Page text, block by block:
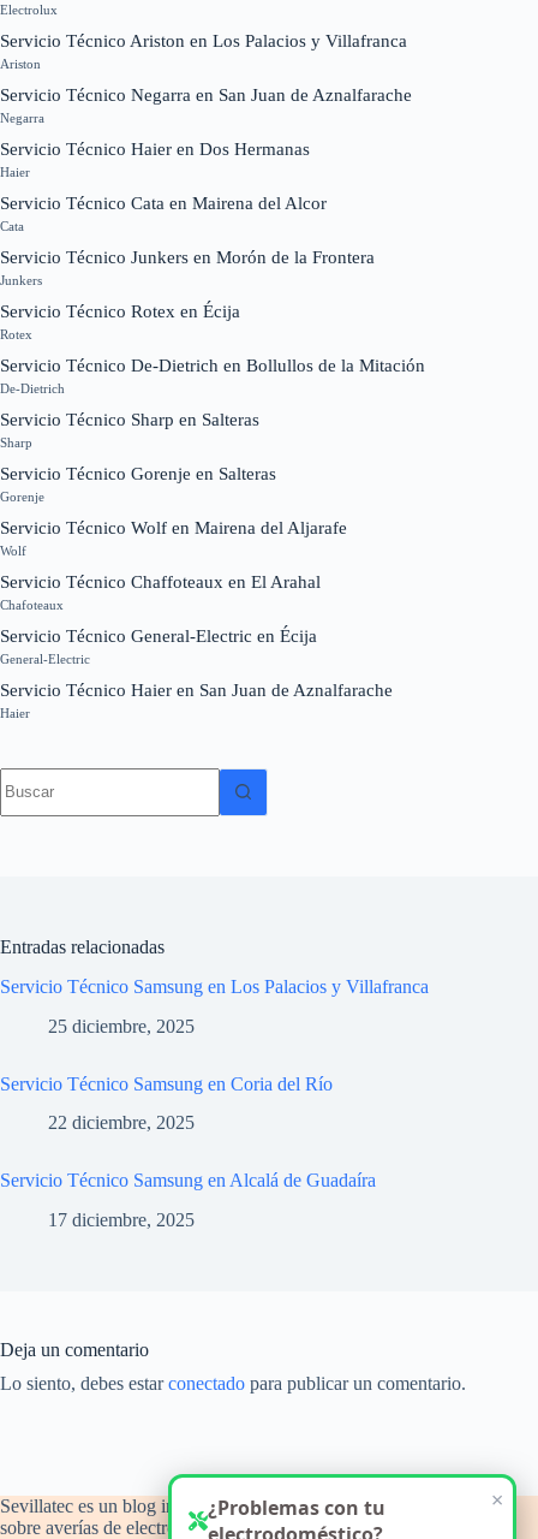
Electrolux
Servicio Técnico Ariston en Los Palacios y Villafranca
Ariston
Servicio Técnico Negarra en San Juan de Aznalfarache
Negarra
Servicio Técnico Haier en Dos Hermanas
Haier
Servicio Técnico Cata en Mairena del Alcor
Cata
Servicio Técnico Junkers en Morón de la Frontera
Junkers
Servicio Técnico Rotex en Écija
Rotex
Servicio Técnico De-Dietrich en Bollullos de la Mitación
De-Dietrich
Servicio Técnico Sharp en Salteras
Sharp
Servicio Técnico Gorenje en Salteras
Gorenje
Servicio Técnico Wolf en Mairena del Aljarafe
Wolf
Servicio Técnico Chaffoteaux en El Arahal
Chafoteaux
Servicio Técnico General-Electric en Écija
General-Electric
Servicio Técnico Haier en San Juan de Aznalfarache
Haier
resultados
Entradas relacionadas
Servicio Técnico Samsung en Los Palacios y Villafranca
25 diciembre, 2025
Servicio Técnico Samsung en Coria del Río
22 diciembre, 2025
Servicio Técnico Samsung en Alcalá de Guadaíra
17 diciembre, 2025
Deja un comentario
Lo siento, debes estarconectado para publicar un comentario.
Sevillatec es un blog informativo y de orientación técnica
sobre averías de electrodomésticos del hogar, con atención a
×
¿Problemas con tu